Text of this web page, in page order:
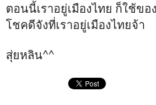
ตอนนี้เราอยู่เมืองไทย ก็ใช้ขอ
โชคดีจังที่เราอยู่เมืองไทยจ้า
สุ่ยหลิน^^